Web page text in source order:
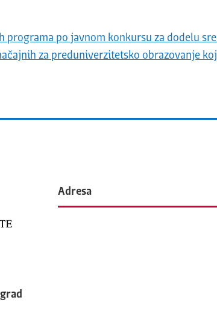
po javnom konkursu za dodelu
za preduniverzitetsko obrazovanje
Adresa